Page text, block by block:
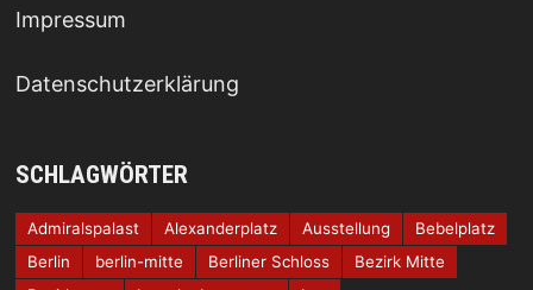
Impressum
Datenschutzerklärung
SCHLAGWÖRTER
Admiralspalast Alexanderplatz Ausstellung
Bebelplatz
Berlin
berlin-mitte Berliner Schloss
Bezirk Mitte